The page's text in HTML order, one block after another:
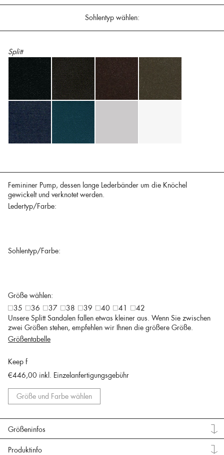
Sohlentyp wählen:
Splitt
Femininer Pump, dessen lange Lederbänder um die Knöchel
gewickelt und verknotet werden.
Ledertyp/Farbe:
Sohlentyp/Farbe:
Größe wählen:
35
36 37 38 39 40 41
42
Unsere Splitt Sandalen fallen etwas kleiner aus. Wenn Sie zwischen
zwei Größen stehen, empfehlen wir Ihnen die größere Größe.
Größentabelle
Keep f
€446,00 inkl. Einzelanfertigungsgebühr
Größe und Farbe wählen
Größeninfos
Produktinfo